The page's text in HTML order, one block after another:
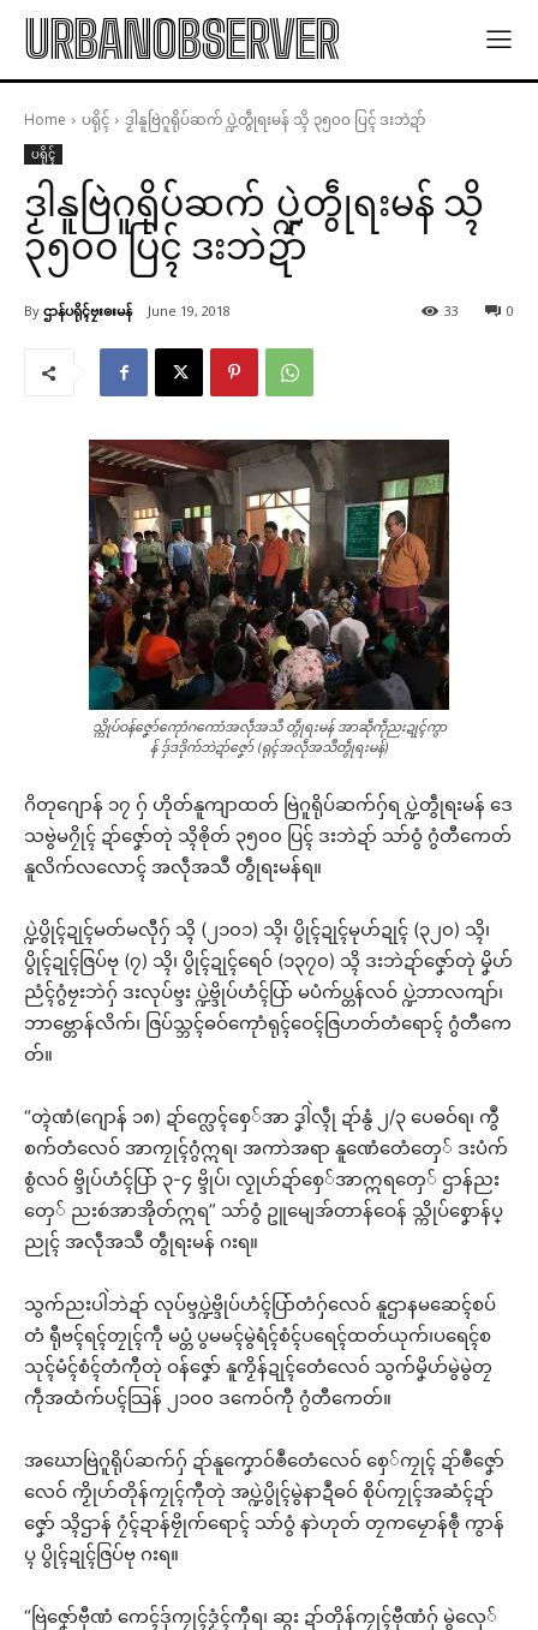
URBANOBSERVER
Home ပရိုၚ် ဒၟါနူဗြဲဂူရိုပ်ဆက် ပ္ဍဲတွဵုရးမန် သ္ၚိ ၃၅၀၀ ပြၚ် ဒးဘဲဍာ်
ပရိုၚ်
ဒၟါနူဗြဲဂူရိုပ်ဆက် ပ္ဍဲတွဵုရးမန် သ္ၚိ
၃၅၀၀ ပြၚ် ဒးဘဲဍာ်
By ဌာန်ပရိုၚ်ဗၠးၜးမန် June 19, 2018 0
33
သ္ကိုပ်ဝန်ဇၞော်ကေုာံဂကောံအလဵုအသဳ တွဵုရးမန် အာဆဵုကဵုညးဍုၚ်ကွာ
န် ဒှ်ဒဒိုက်ဘဲဍာ်ဇၞော် (ရုၚ်အလဵုအသဳတွဵုရးမန်)
ဂိတုဂျောန် ၁၇ ဂှ် ဟိုတ်နူကျာထတ် ဗြဲဂူရိုပ်ဆက်ဂှ်ရ ပ္ဍဲတွဵုရးမန် ဒေ
သဗွဲမဂၠိုၚ် ဍာ်ဇၞော်တုဲ သ္ၚိၜိုတ် ၃၅၀၀ ပြၚ် ဒးဘဲဍာ် သာ်ဝွံ ဂွံတီကေတ်
နူလိက်လလောၚ် အလဵုအသဳ တွဵုရးမန်ရ။
ပ္ဍဲပွိုၚ်ဍုၚ်မတ်မလီုဂှ် သ္ၚိ (၂၁၀၁) သ္ၚိ၊ ပွိုၚ်ဍုၚ်မုဟ်ဍုၚ် (၃၂၀) သ္ၚိ၊
ပွိုၚ်ဍုၚ်ဇြပ်ဗု (၇) သ္ၚိ၊ ပွိုၚ်ဍုၚ်ရေဝ် (၁၃၇၀) သ္ၚိ ဒးဘဲဍာ်ဇၞော်တုဲ မၞိဟ်
ညံၚ်ဂွံဗၠးဘဲဂှ် ဒးလုပ်ဗ္ဒး ပ္ဍဲဗ္ဒိုပ်ဟံၚ်ပြာ် မပံက်ပ္တန်လဝ် ပ္ဍဲဘာလကျာ်၊
ဘာဗ္တောန်လိက်၊ ဇြပ်သ္ဘၚ်ဓဝ်ကေုာံရုၚ်ဝေၚ်ဇြဟတ်တံရောၚ် ဂွံတီကေ
တ်။
“တ္ၚဲဏံ(ဂျောန် ၁၈) ဍာ်က္လေၚ်စှေ်အာ ဒၞါဲလ္ၚဵု ဍာ်နွံ ၂/၃ ပေဓဝ်ရ၊ ကွဳ
စက်တံလေဝ် အာကၠုၚ်ဂွံဣရ၊ အကာဲအရာ နူဏေံတေံတှေ် ဒးပံက်
စွံလဝ် ဗ္ဒိုပ်ဟံၚ်ပြာ် ၃-၄ ဗ္ဒိုပ်၊ လၟုဟ်ဍာ်စှေ်အာဣရတှေ် ဌာန်ညး
တှေ် ညးစဴအာအိုတ်ဣရ” သာ်ဝွံ ဥူမျေအ်တာန်ဝေန် သ္ကိုပ်စၞောန်ပ္
ညုၚ် အလဵုအသဳ တွဵုရးမန် ဂးရ။
သွက်ညးပါဲဘဲဍာ် လုပ်ဗ္ဒပ္ဍဲဗ္ဒိုပ်ဟံၚ်ပြာ်တံဂှ်လေဝ် နူဌာနမဆေၚ်စပ်
တံ ရီုဗၚ်ရၚ်တၠုၚ်ကဵု မပ္တံ ပွမမၚ်မွဲရံၚ်စံၚ်ပရေၚ်ထတ်ယုက်၊ပရေၚ်စ
သုၚ်မံၚ်စံၚ်တံကီုတုဲ ဝန်ဇၞော် နူကၟိန်ဍုၚ်တေံလေဝ် သွက်မၞိဟ်မွဲမွဲတၠ
ကဵုအထံက်ပၚ်သြန် ၂၁၀၀ ဒကေဝ်ကီု ဂွံတီကေတ်။
အဃောဗြဲဂူရိုပ်ဆက်ဂှ် ဍာ်နူကၞောဝ်ၜဳတေံလေဝ် စှေ်ကၠုၚ် ဍာ်ၜဳဇၞော်
လေဝ် ကၟိုဟ်တိုန်ကၠုၚ်ကီုတုဲ အပ္ဍဲပွိုၚ်မွဲနာဍဳဓဝ် စိုပ်ကၠုၚ်အဆံၚ်ဍာ်
ဇၞော် သ္ၚိဌာန် ဂၠံၚ်ဍာန်ဗၠိုက်ရောၚ် သာ်ဝွံ နာဲဟုတ် တၠကမၠောန်ၜဵု ကွာန်
ပ္ၚ ပွိုၚ်ဍုၚ်ဇြပ်ဗု ဂးရ။
“ဗြဲဇၞော်ဗီုဏံ ကေၚ်ဒှ်ကၠုၚ်ဒၟံၚ်ကီုရ၊ ဆ္ဂး ဍာ်တိုန်ကၠုၚ်ဗီုဏံဂှ် မွဲလှေ်